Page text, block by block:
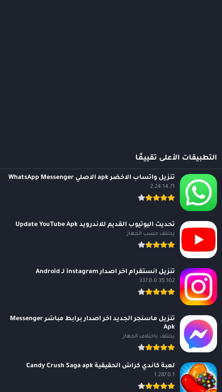
التطبيقات الأعلى تقييمًا
تنزيل واتساب الاخضر apk الاصلي WhatsApp Messenger
2.24.14.71
تحديث اليوتيوب القديم للاندرويد Update YouTube Apk
يختلف حسب الجهاز
تنزيل انستقرام اخر اصدار instagram لـ Android
337.0.0.35.102
تنزيل ماسنجر الجديد اخر اصدار برابط مباشر Messenger
Apk
يختلف باختلاف الجهاز
لعبة كاندي كراش الحقيقية Candy Crush Saga apk
1.287.0.1